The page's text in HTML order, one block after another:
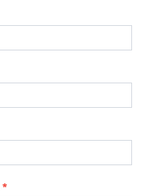
*